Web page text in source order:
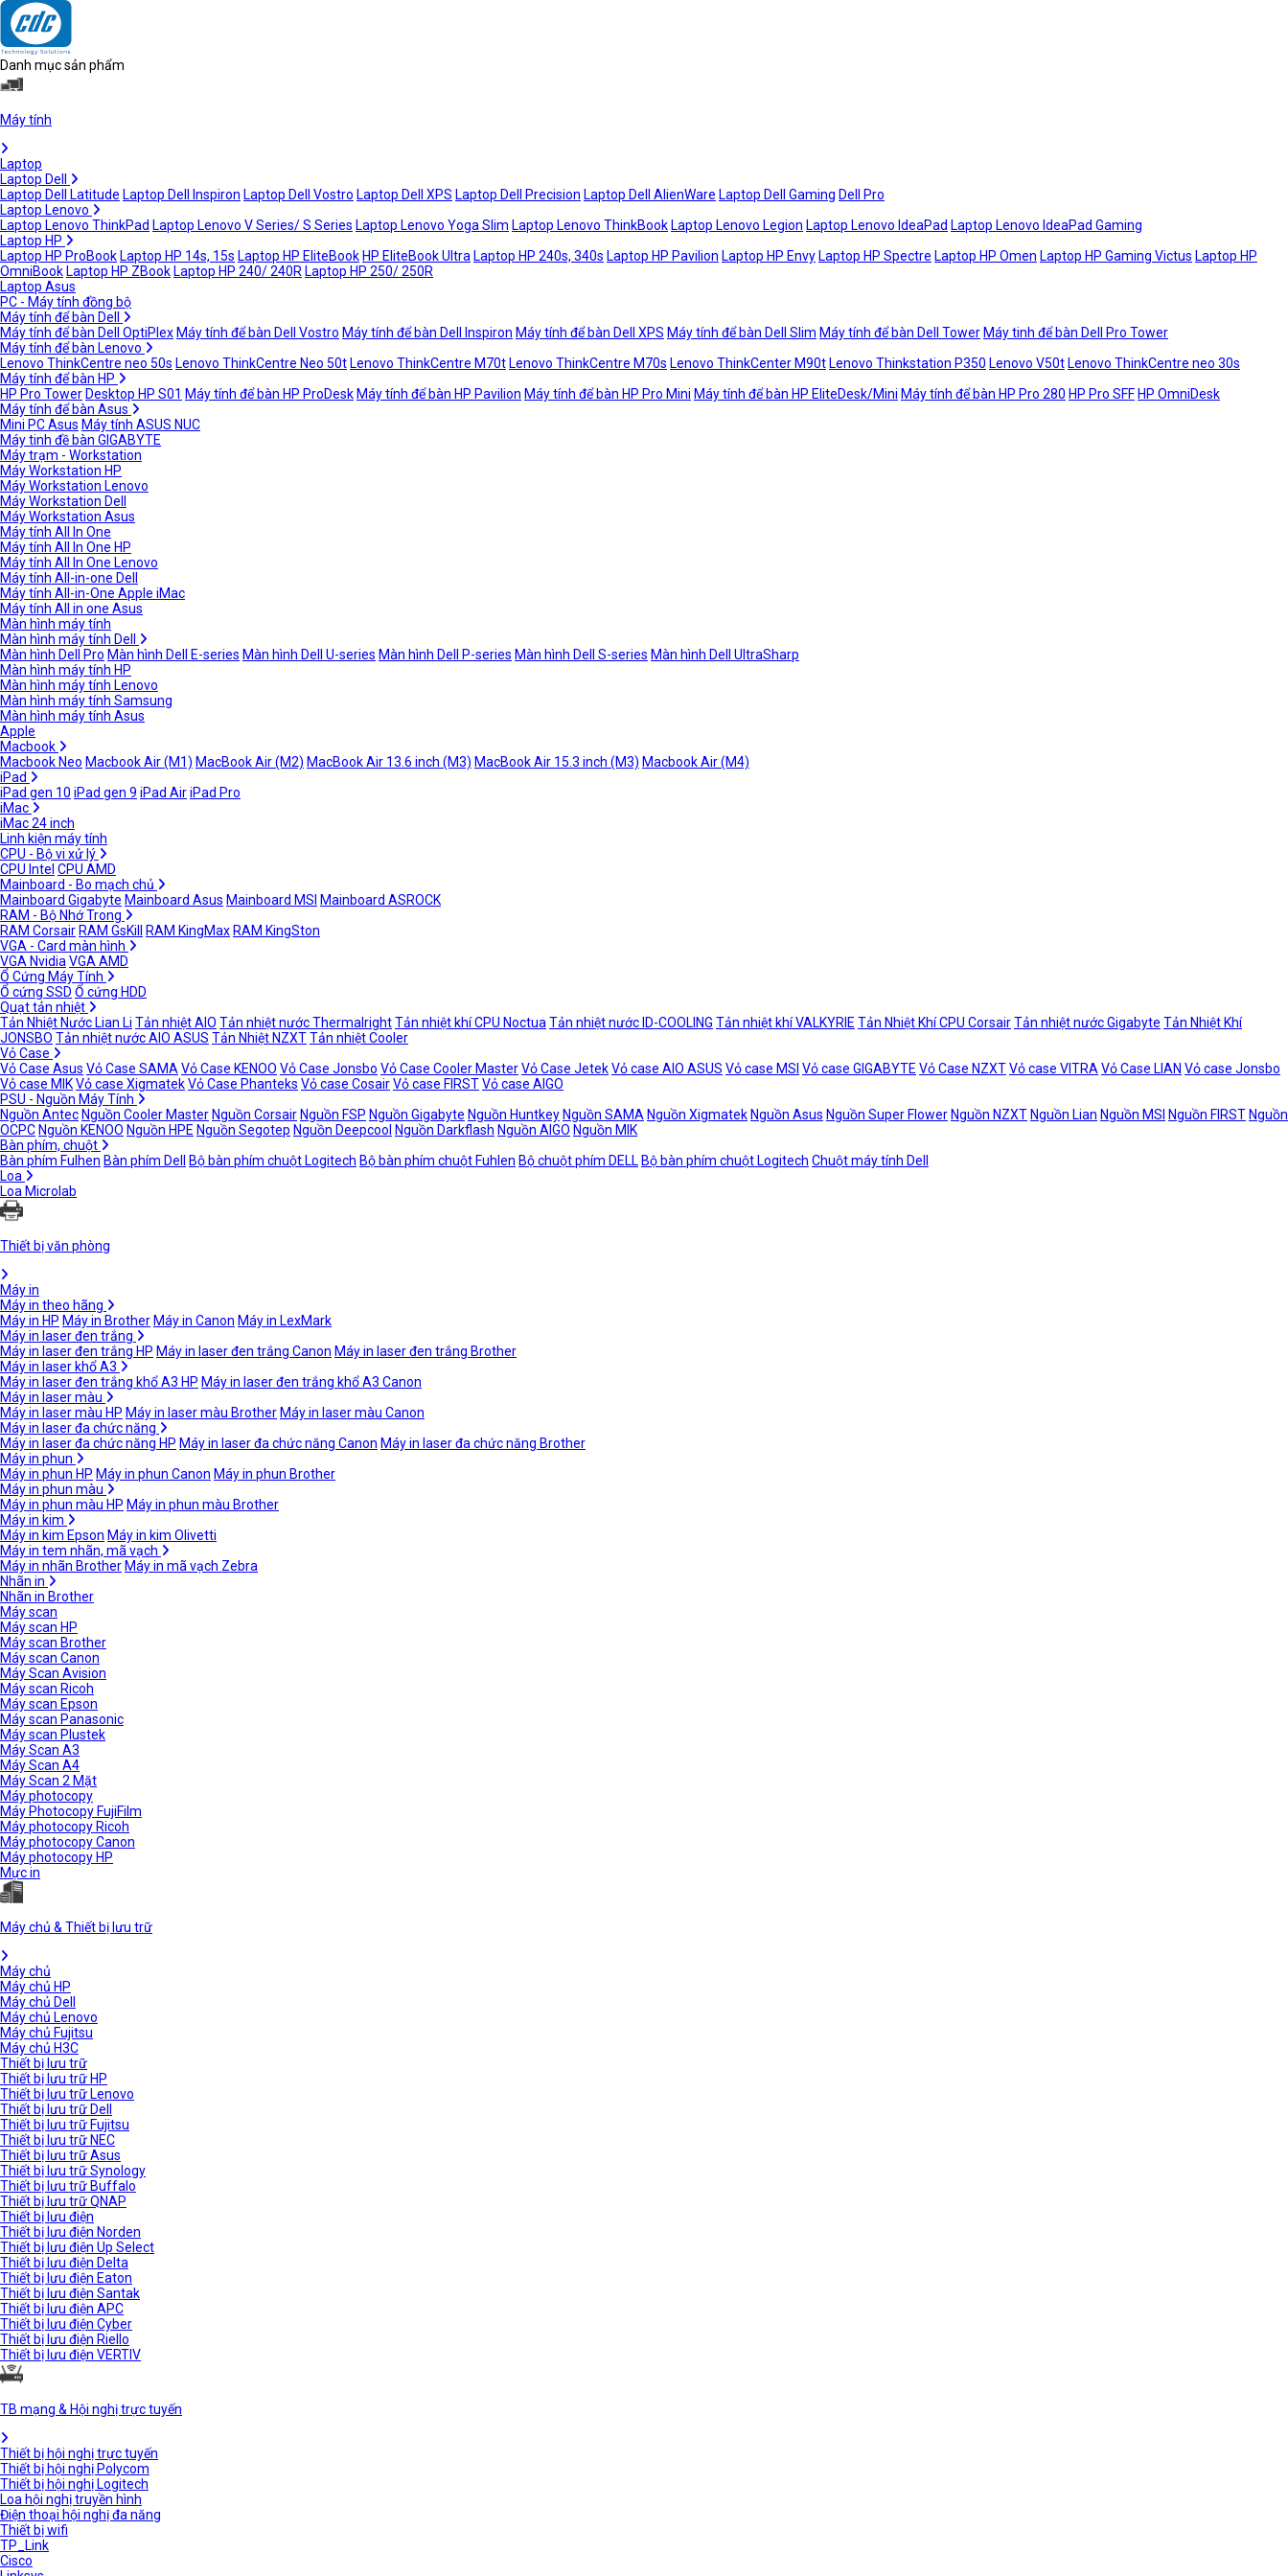
Danh mục sản phẩm
Máy tính
Laptop
Laptop Dell
Laptop Dell Latitude Laptop Dell Inspiron Laptop Dell Vostro Laptop Dell XPS Laptop Dell Precision Laptop Dell AlienWare Laptop Dell Gaming Dell Pro
Laptop Lenovo
Laptop Lenovo ThinkPad Laptop Lenovo V Series/ S Series Laptop Lenovo Yoga Slim Laptop Lenovo ThinkBook Laptop Lenovo Legion Laptop Lenovo IdeaPad Laptop Lenovo IdeaPad Gaming
Laptop HP
Laptop HP ProBook Laptop HP 14s, 15s Laptop HP EliteBook HP EliteBook Ultra Laptop HP 240s, 340s Laptop HP Pavilion Laptop HP Envy Laptop HP Spectre Laptop HP Omen Laptop HP Gaming Victus Laptop HP
OmniBook Laptop HP ZBook Laptop HP 240/ 240R Laptop HP 250/ 250R
Laptop Asus
PC - Máy tính đồng bộ
Máy tính để bàn Dell
Máy tính để bàn Dell OptiPlex Máy tính để bàn Dell Vostro Máy tính để bàn Dell Inspiron Máy tính để bàn Dell XPS Máy tính để bàn Dell Slim Máy tính để bàn Dell Tower Máy tinh để bàn Dell Pro Tower
Máy tính để bàn Lenovo
Lenovo ThinkCentre neo 50s Lenovo ThinkCentre Neo 50t Lenovo ThinkCentre M70t Lenovo ThinkCentre M70s Lenovo ThinkCenter M90t Lenovo Thinkstation P350 Lenovo V50t Lenovo ThinkCentre neo 30s
Máy tính để bàn HP
HP Pro Tower Desktop HP S01 Máy tính để bàn HP ProDesk Máy tính để bàn HP Pavilion Máy tính để bàn HP Pro Mini Máy tính để bàn HP EliteDesk/Mini Máy tính để bàn HP Pro 280 HP Pro SFF HP OmniDesk
Máy tính để bàn Asus
Mini PC Asus Máy tính ASUS NUC
Máy tinh đề bàn GIGABYTE
Máy trạm - Workstation
Máy Workstation HP
Máy Workstation Lenovo
Máy Workstation Dell
Máy Workstation Asus
Máy tính All In One
Máy tính All In One HP
Máy tính All In One Lenovo
Máy tính All-in-one Dell
Máy tính All-in-One Apple iMac
Máy tính All in one Asus
Màn hình máy tính
Màn hình máy tính Dell
Màn hình Dell Pro Màn hình Dell E-series Màn hình Dell U-series Màn hình Dell P-series Màn hình Dell S-series Màn hình Dell UltraSharp
Màn hình máy tính HP
Màn hình máy tính Lenovo
Màn hình máy tính Samsung
Màn hình máy tính Asus
Apple
Macbook
Macbook Neo Macbook Air (M1) MacBook Air (M2) MacBook Air 13.6 inch (M3) MacBook Air 15.3 inch (M3) Macbook Air (M4)
iPad
iPad gen 10 iPad gen 9 iPad AiriPad Pro
iMac
iMac 24 inch
Linh kiện máy tính
CPU - Bộ vi xử lý
CPU Intel CPU AMD
Mainboard - Bo mạch chủ
Mainboard Gigabyte Mainboard Asus Mainboard MSI Mainboard ASROCK
RAM - Bộ Nhớ Trong
RAM Corsair RAM GsKill RAM KingMax RAM KingSton
VGA - Card màn hình
VGA Nvidia VGA AMD
Ổ Cứng Máy Tính
Ổ cứng SSD Ổ cứng HDD
Quạt tản nhiệt
Tản Nhiệt Nước Lian Li Tản nhiệt AIO Tản nhiệt nước ThermalrightTản nhiệt khí CPU Noctua Tản nhiệt nước ID-COOLING Tản nhiệt khí VALKYRIE Tản Nhiệt Khí CPU CorsairTản nhiệt nước Gigabyte Tản Nhiệt Khí
JONSBO Tản nhiệt nước AIO ASUS Tản Nhiệt NZXTTản nhiệt Cooler
Vỏ Case
Vỏ Case Asus Vỏ Case SAMA Vỏ Case KENOO Vỏ Case Jonsbo Vỏ Case Cooler MasterVỏ Case JetekVỏ case AIO ASUS Vỏ case MSI Vỏ case GIGABYTE Vỏ Case NZXTVỏ case VITRA Vỏ Case LIAN Vỏ case Jonsbo
Vỏ case MIKVỏ case XigmatekVỏ Case Phanteks Vỏ case CosairVỏ case FIRSTVỏ case AIGO
PSU - Nguồn Máy Tính
Nguồn Antec Nguồn Cooler Master Nguồn Corsair Nguồn FSP Nguồn Gigabyte Nguồn Huntkey Nguồn SAMA Nguồn Xigmatek Nguồn Asus Nguồn Super Flower Nguồn NZXT Nguồn Lian Nguồn MSI Nguồn FIRST Nguồn
OCPC Nguồn KENOO Nguồn HPE Nguồn Segotep Nguồn Deepcool Nguồn Darkflash Nguồn AIGO Nguồn MIK
Bàn phím, chuột
Bàn phím Fulhen Bàn phím Dell Bộ bàn phím chuột Logitech Bộ bàn phím chuột Fuhlen Bộ chuột phím DELL Bộ bàn phím chuột Logitech Chuột máy tính Dell
Loa
Loa Microlab
Thiết bị văn phòng
Máy in
Máy in theo hãng
Máy in HP Máy in Brother Máy in Canon Máy in LexMark
Máy in laser đen trắng
Máy in laser đen trắng HP Máy in laser đen trắng Canon Máy in laser đen trắng Brother
Máy in laser khổ A3
Máy in laser đen trắng khổ A3 HP Máy in laser đen trắng khổ A3 Canon
Máy in laser màu
Máy in laser màu HP Máy in laser màu Brother Máy in laser màu Canon
Máy in laser đa chức năng
Máy in laser đa chức năng HP Máy in laser đa chức năng Canon Máy in laser đa chức năng Brother
Máy in phun
Máy in phun HP Máy in phun Canon Máy in phun Brother
Máy in phun màu
Máy in phun màu HP Máy in phun màu Brother
Máy in kim
Máy in kim Epson Máy in kim Olivetti
Máy in tem nhãn, mã vạch
Máy in nhãn Brother Máy in mã vạch Zebra
Nhãn in
Nhãn in Brother
Máy scan
Máy scan HP
Máy scan Brother
Máy scan Canon
Máy Scan Avision
Máy scan Ricoh
Máy scan Epson
Máy scan Panasonic
Máy scan Plustek
Máy Scan A3
Máy Scan A4
Máy Scan 2 Mặt
Máy photocopy
Máy Photocopy FujiFilm
Máy photocopy Ricoh
Máy photocopy Canon
Máy photocopy HP
Mực in
Máy chủ & Thiết bị lưu trữ
Máy chủ
Máy chủ HP
Máy chủ Dell
Máy chủ Lenovo
Máy chủ Fujitsu
Máy chủ H3C
Thiết bị lưu trữ
Thiết bị lưu trữ HP
Thiết bị lưu trữ Lenovo
Thiết bị lưu trữ Dell
Thiết bị lưu trữ Fujitsu
Thiết bị lưu trữ NEC
Thiết bị lưu trữ Asus
Thiết bị lưu trữ Synology
Thiết bị lưu trữ Buffalo
Thiết bị lưu trữ QNAP
Thiết bị lưu điện
Thiết bị lưu điện Norden
Thiết bị lưu điện Up Select
Thiết bị lưu điện Delta
Thiết bị lưu điện Eaton
Thiết bị lưu điện Santak
Thiết bị lưu điện APC
Thiết bị lưu điện Cyber
Thiết bị lưu điện Riello
Thiết bị lưu điện VERTIV
TB mạng & Hội nghị trực tuyến
Thiết bị hội nghị trực tuyến
Thiết bị hội nghị Polycom
Thiết bị hội nghị Logitech
Loa hội nghị truyền hình
Điện thoại hội nghị đa năng
Thiết bị wifi
TP_Link
Cisco